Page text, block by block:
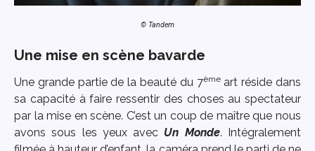
© Tandem
Une mise en scène bavarde
Une grande partie de la beauté du 7èmeart réside dans
sa capacité à faire ressentir des choses au spectateur
par la mise en scène. C’est un coup de maître que nous
avons sous les yeux avec Un Monde. Intégralement